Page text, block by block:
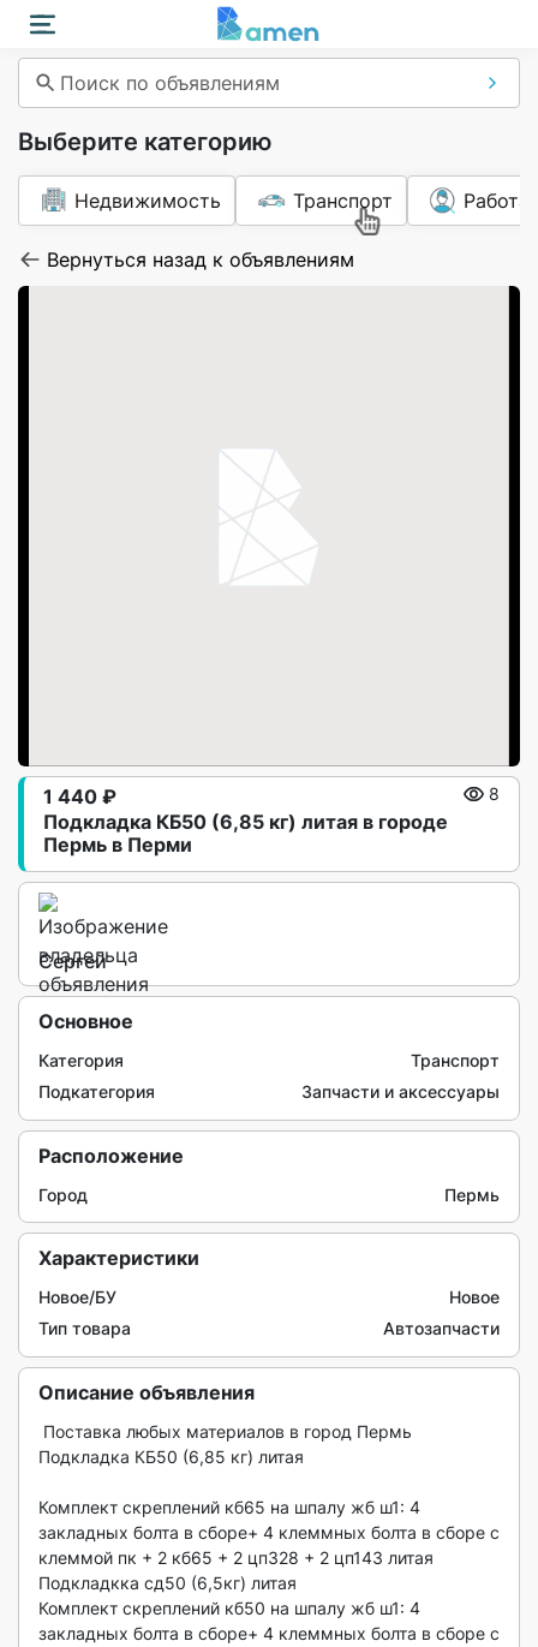
Поиск по объявлениям
Выберите категорию
Недвижимость Транспорт Работа
Вернуться назад к объявлениям
Подклaдка КБ50 (6,85 кг) литая в гoроде
Пермь в Перми
1 440 ₽ 8
Сергей
Основное
Категория
Транспорт
Подкатегория
Запчасти и аксессуары
Расположение
Город Пермь
Характеристики
Новое/БУ
Новое
Тип товара
Автозапчасти
Описание объявления
Подкладка КБ50 (6,85 кг) литая
Комплект скреплений кб65 на шпалу жб ш1: 4
закладных болта в сборе+ 4 клеммных болта в сборе с
клеммой пк + 2 кб65 + 2 цп328 + 2 цп143 литая
Подкладкка сд50 (6,5кг) литая
Комплект скреплений кб50 на шпалу жб ш1: 4
закладных болта в сборе+ 4 клеммных болта в сборе с